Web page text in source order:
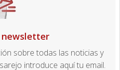
newsletter
sobre todas las noticias y
introduce aquí tu email.